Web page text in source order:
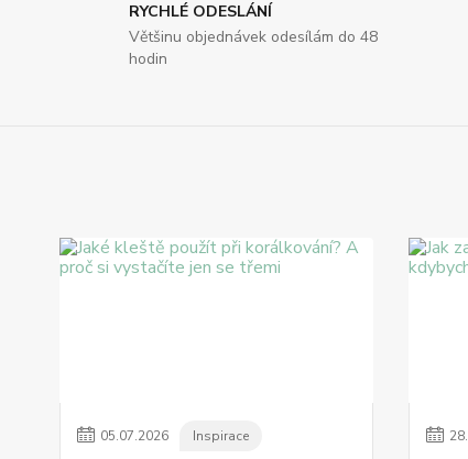
RYCHLÉ ODESLÁNÍ
Většinu objednávek odesílám do 48
hodin
05.07.2026 Inspirace 28.